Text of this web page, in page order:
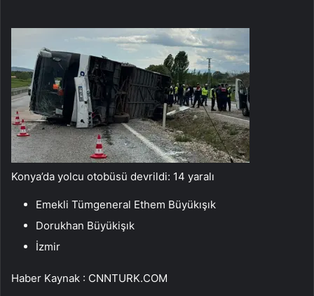
Konya’da yolcu otobüsü devrildi: 14 yaralı
Emekli Tümgeneral Ethem Büyükışık
Dorukhan Büyükişık
İzmir
Haber Kaynak : CNNTURK.COM